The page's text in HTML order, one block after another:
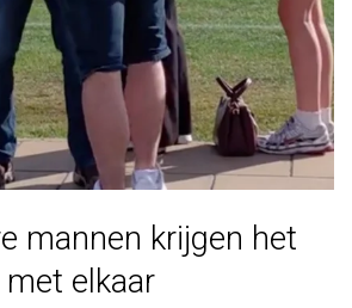
mannen krijgen het
elkaar